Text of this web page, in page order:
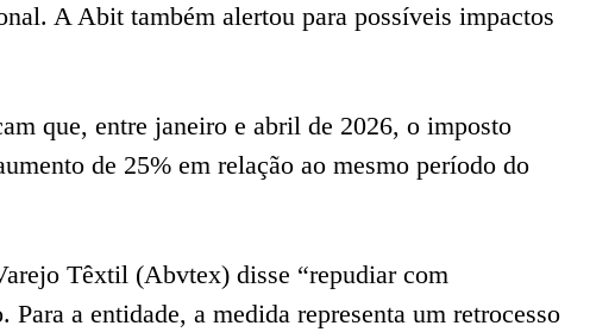
A Abit também alertou para possíveis impactos
que, entre janeiro e abril de 2026, o imposto
de 25% em relação ao mesmo período do
Têxtil (Abvtex) disse “repudiar com
a entidade, a medida representa um retrocesso